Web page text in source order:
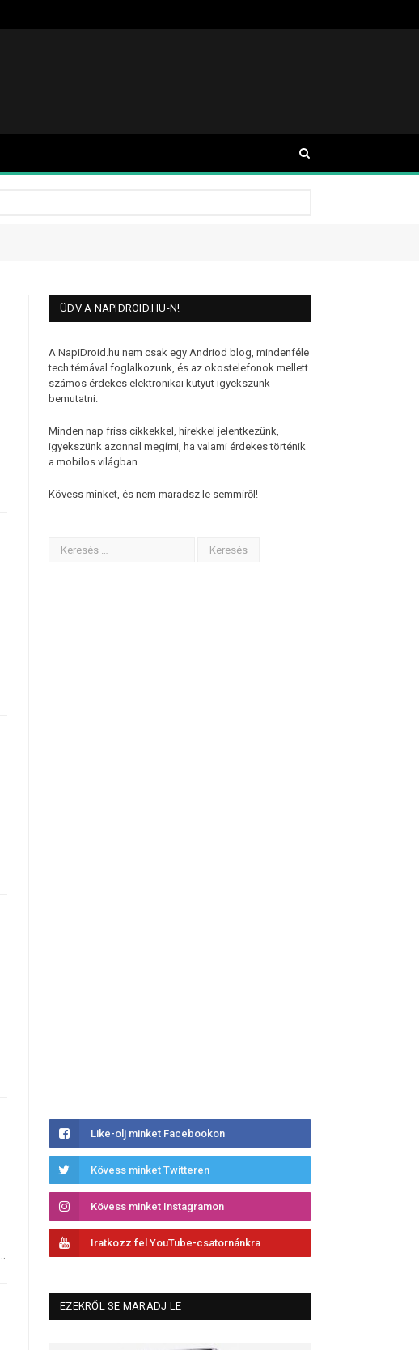
ÜDV A NAPIDROID.HU-N!
A NapiDroid.hu nem csak egy Andriod blog, mindenféle
tech témával foglalkozunk, és az okostelefonok mellett
számos érdekes elektronikai kütyüt igyekszünk
bemutatni.
Minden nap friss cikkekkel, hírekkel jelentkezünk,
igyekszünk azonnal megírni, ha valami érdekes történik
a mobilos világban.
Kövess minket, és nem maradsz le semmiről!
Like-olj minket Facebookon
Kövess minket Twitteren
Kövess minket Instagramon
Iratkozz fel YouTube-csatornánkra
EZEKRŐL SE MARADJ LE